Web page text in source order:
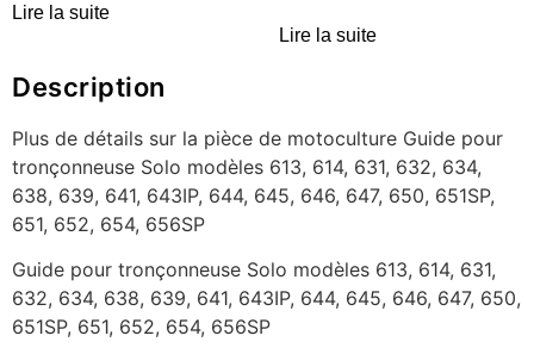
Lire la suite
Lire la suite
Description
Plus de détails sur la pièce de motoculture Guide pour
tronçonneuse Solo modèles 613, 614, 631, 632, 634,
638, 639, 641, 643IP, 644, 645, 646, 647, 650, 651SP,
651, 652, 654, 656SP
Guide pour tronçonneuse Solo modèles 613, 614, 631,
632, 634, 638, 639, 641, 643IP, 644, 645, 646, 647, 650,
651SP, 651, 652, 654, 656SP